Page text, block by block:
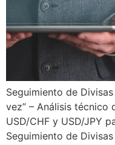
Seguimiento de
vez” – Análisis técnico
USD/CHF y USD/JPY
Seguimiento de